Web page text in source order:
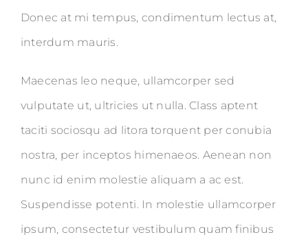
Donec at mi tempus, condimentum lectus at,
interdum mauris.
Maecenas leo neque, ullamcorper sed
vulputate ut, ultricies ut nulla. Class aptent
taciti sociosqu ad litora torquent per conubia
nostra, per inceptos himenaeos. Aenean non
nunc id enim molestie aliquam a ac est.
Suspendisse potenti. In molestie ullamcorper
ipsum, consectetur vestibulum quam finibus